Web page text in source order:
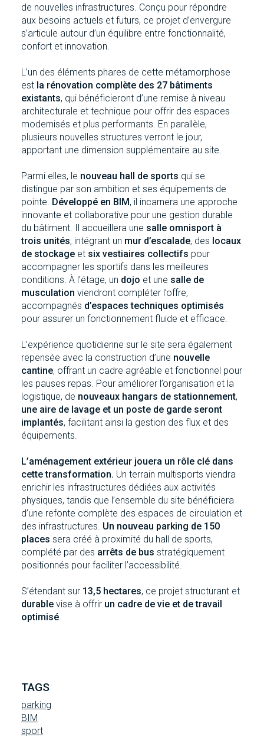
de nouvelles infrastructures. Conçu pour répondre
aux besoins actuels et futurs, ce projet d’envergure
s’articule autour d’un équilibre entre fonctionnalité,
confort et innovation.
L’un des éléments phares de cette métamorphose
estla rénovation complète des 27 bâtiments
existants, qui bénéficieront d’une remise à niveau
architecturale et technique pour offrir des espaces
modernisés et plus performants. En parallèle,
plusieurs nouvelles structures verront le jour,
apportant une dimension supplémentaire au site.
Parmi elles, le nouveau hall de sports qui se
distingue par son ambition et ses équipements de
pointe. Développé en BIM, il incarnera une approche
innovante et collaborative pour une gestion durable
du bâtiment. Il accueillera une salle omnisport à
trois unités, intégrant un mur d’escalade, des locaux
de stockageet six vestiaires collectifs pour
accompagner les sportifs dans les meilleures
conditions. À l’étage, un dojo et une salle de
musculation viendront compléter l’offre,
accompagnés d’espaces techniques optimisés
pour assurer un fonctionnement fluide et efficace.
L’expérience quotidienne sur le site sera également
repensée avec la construction d’une nouvelle
cantine, offrant un cadre agréable et fonctionnel pour
les pauses repas. Pour améliorer l’organisation et la
logistique, de nouveaux hangars de stationnement,
une aire de lavage et un poste de garde seront
implantés, facilitant ainsi la gestion des flux et des
équipements.
L’aménagement extérieur jouera un rôle clé dans
cette transformation. Un terrain multisports viendra
enrichir les infrastructures dédiées aux activités
physiques, tandis que l’ensemble du site bénéficiera
d’une refonte complète des espaces de circulation et
des infrastructures. Un nouveau parking de 150
places sera créé à proximité du hall de sports,
complété par des arrêts de bus stratégiquement
positionnés pour faciliter l’accessibilité.
S’étendant sur 13,5 hectares, ce projet structurant et
durablevise à offrir un cadre de vie et de travail
optimisé.
TAGS
parking
BIM
sport